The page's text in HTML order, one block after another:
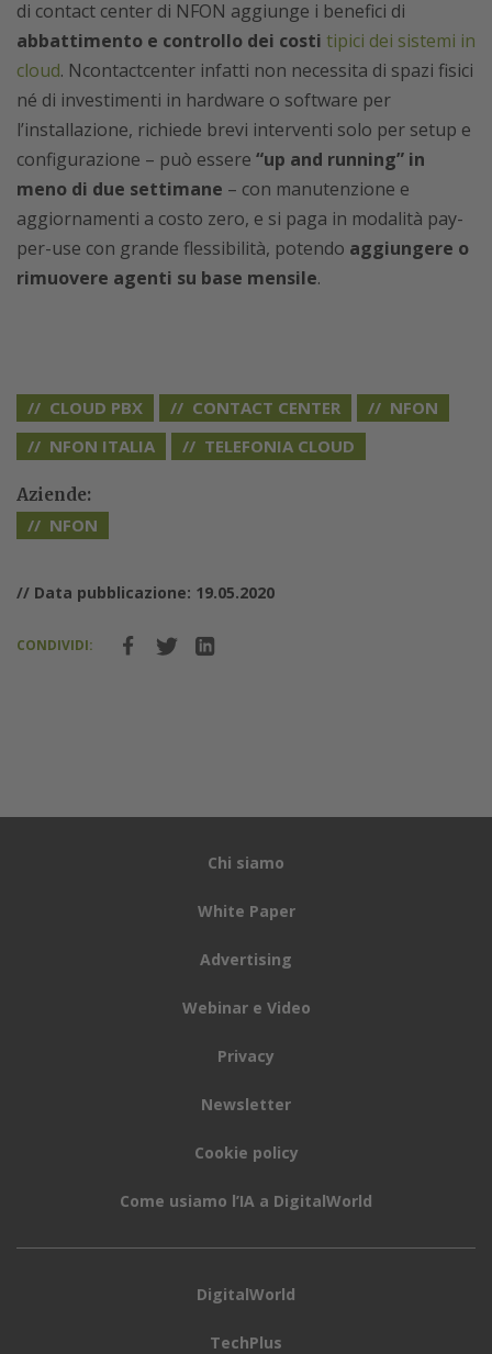
di contact center di NFON aggiunge i benefici di
abbattimento e controllo dei costi tipici dei sistemi in
cloud. Ncontactcenter infatti non necessita di spazi fisici
né di investimenti in hardware o software per
l’installazione, richiede brevi interventi solo per setup e
configurazione – può essere “up and running” in
meno di due settimane – con manutenzione e
aggiornamenti a costo zero, e si paga in modalità pay-
per-use con grande flessibilità, potendo aggiungere o
rimuovere agenti su base mensile.
CLOUD PBX CONTACT CENTER
NFON
NFON ITALIA
TELEFONIA CLOUD
Aziende:
NFON
// Data pubblicazione: 19.05.2020
CONDIVIDI:
Chi siamo
White Paper
Advertising
Webinar e Video
Privacy
Newsletter
Cookie policy
Come usiamo l’IA a DigitalWorld
DigitalWorld
TechPlus